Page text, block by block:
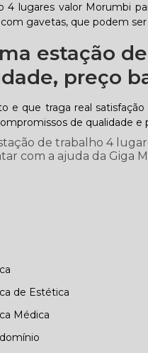
4 lugares valor Morumbi
gavetas, que podem
estação
preço
e que traga real
de qualidade
de trabalho 4
com a ajuda da Giga
de Estética
Médica